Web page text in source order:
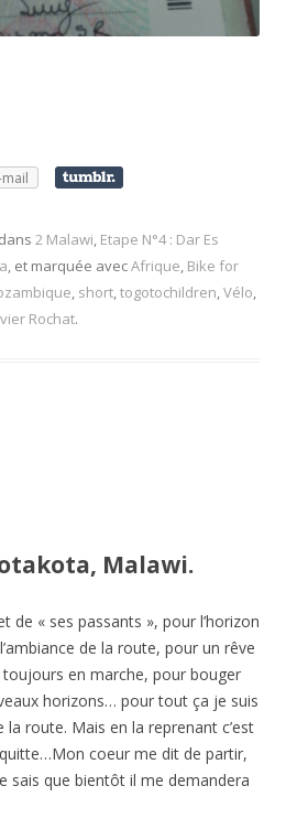
mail
2 Malawi, Etape N°4 : Dar Es
, et marquée avecAfrique, Bike for
, short,togotochildren,Vélo,
Rochat.
Malawi.
de « ses passants », pour l’horizon
de la route, pour un rêve
en marche, pour bouger
horizons… pour tout ça je suis
route. Mais en la reprenant c’est
coeur me dit de partir,
sais que bientôt il me demandera